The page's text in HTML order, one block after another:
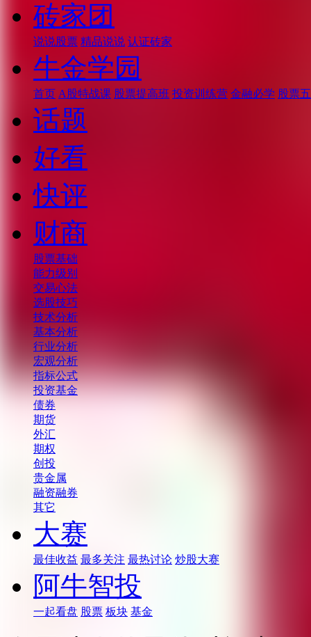
砖家团
说说股票 精品说说 认证砖家
牛金学园
首页 A股特战课 股票提高班 投资训练营 金融必学 股票
话题
好看
快评
财商
股票基础
能力级别
交易心法
选股技巧
技术分析
基本分析
行业分析
宏观分析
指标公式
投资基金
债券
期货
外汇
期权
创投
贵金属
融资融券
其它
大赛
最佳收益 最多关注 最热讨论 炒股大赛
阿牛智投
一起看盘 股票 板块 基金